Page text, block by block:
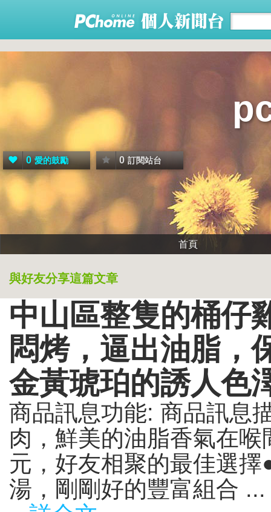
0 愛的鼓勵 0 訂閱站台
首頁
與好友分享這篇文章
中山區整隻的桶仔
悶烤，逼出油脂，
金黃琥珀的誘人色
商品訊息功能: 商品訊息
肉，鮮美的油脂香氣在
元，好友相聚的最佳選
湯，剛剛好的豐富組合 ...